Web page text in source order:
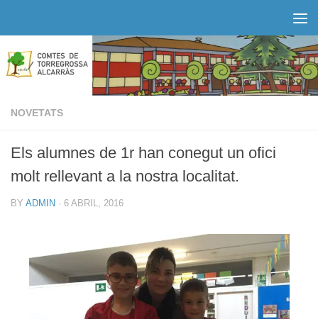
NOVETATS
Els alumnes de 1r han conegut un ofici
molt rellevant a la nostra localitat.
BY ADMIN · 6 ABRIL, 2016